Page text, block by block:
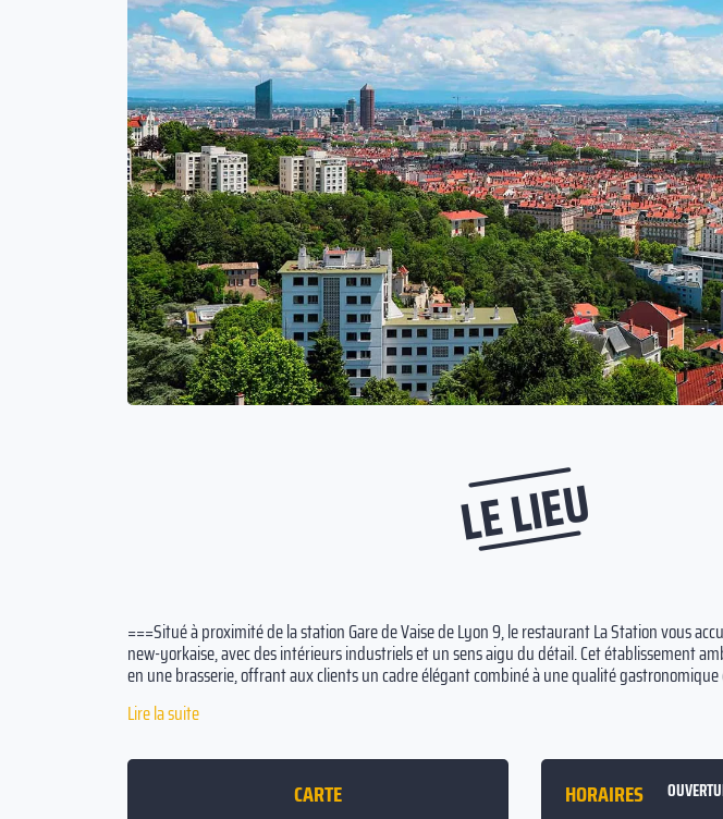
Précédent
LE LIEU
===Situé à proximité de la station Gare de Vaise de Lyon 9, le restaurant La Station vous
new-yorkaise, avec des intérieurs industriels et un sens aigu du détail. Cet établissement
en une brasserie, offrant aux clients un cadre élégant combiné à une qualité
viandes, des burgers aux inspirations américaines, des pizzas savoureuses et d'autres
petit déjeuner ou simplement déguster un verre après une journée de travail, notre
pour satisfaire tous vos besoins culinaires. ### ===DIFFUSION D’ÉVÉNEMENTS SPORTIFS DE
Lire la suite
CARTE HORAIRES